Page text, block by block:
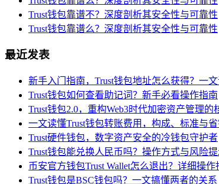
Trust钱包靠谱不？深度剖析其安全性与可靠性
Trust钱包靠谱么？深度剖析其安全性与可靠性
最近发表
新手入门指南，Trust钱包地址怎么获得？一
Trust钱包如何查看助记词？新手必看操作指南
Trust钱包2.0，重构Web3时代加密资产管理的
一文读懂Trust钱包转账费用，构成、标准与
Trust硬件钱包，数字资产安全的冷钱包守护者
Trust钱包能兑换人民币吗？操作方式与风险
币安官方钱包Trust Wallet怎么退出？详细操作
Trust钱包是BSC钱包吗？一文搞懂两者的关系